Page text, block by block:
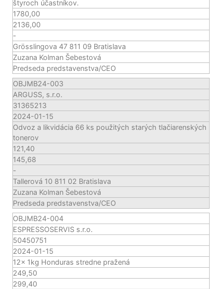
štyroch účastníkov.
1780,00
2136,00
-
Grösslingova 47 811 09 Bratislava
Zuzana Kolman Šebestová
Predseda predstavenstva/CEO
OBJMB24-003
ARGUSS, s.r.o.
31365213
2024-01-15
Odvoz a likvidácia 66 ks použitých starých tlačiarenských
tonerov
121,40
145,68
-
Tallerová 10 811 02 Bratislava
Zuzana Kolman Šebestová
Predseda predstavenstva/CEO
OBJMB24-004
ESPRESSOSERVIS s.r.o.
50450751
2024-01-15
12x 1kg Honduras stredne pražená
249,50
299,40